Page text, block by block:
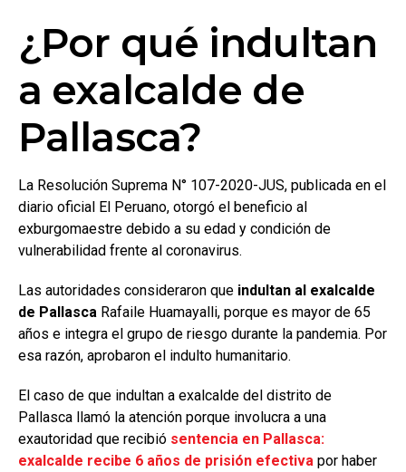
¿Por qué indultan
a exalcalde de
Pallasca?
La Resolución Suprema N° 107-2020-JUS, publicada en el
diario oficial El Peruano, otorgó el beneficio al
exburgomaestre debido a su edad y condición de
vulnerabilidad frente al coronavirus.
Las autoridades consideraron que indultan al exalcalde
de Pallasca Rafaile Huamayalli, porque es mayor de 65
años e integra el grupo de riesgo durante la pandemia. Por
esa razón, aprobaron el indulto humanitario.
El caso de que indultan a exalcalde del distrito de
Pallasca llamó la atención porque involucra a una
exautoridad que recibió sentencia en Pallasca:
exalcalde recibe 6 años de prisión efectiva por haber